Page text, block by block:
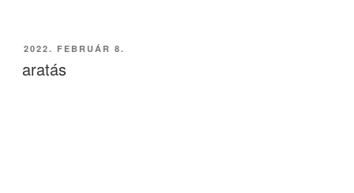
BEKÜLDVE:
2022. FEBRUÁR 8.
aratás